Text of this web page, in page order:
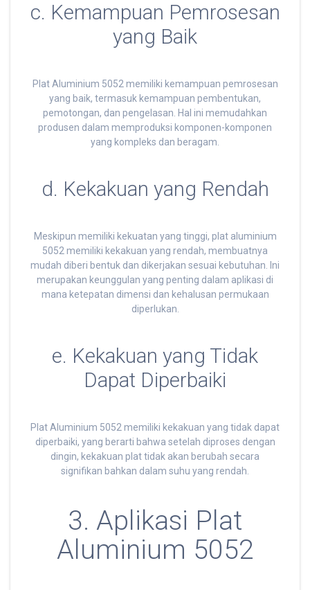
c. Kemampuan Pemrosesan
yang Baik
Plat Aluminium 5052 memiliki kemampuan pemrosesan
yang baik, termasuk kemampuan pembentukan,
pemotongan, dan pengelasan. Hal ini memudahkan
produsen dalam memproduksi komponen-komponen
yang kompleks dan beragam.
d. Kekakuan yang Rendah
Meskipun memiliki kekuatan yang tinggi, plat aluminium
5052 memiliki kekakuan yang rendah, membuatnya
mudah diberi bentuk dan dikerjakan sesuai kebutuhan. Ini
merupakan keunggulan yang penting dalam aplikasi di
mana ketepatan dimensi dan kehalusan permukaan
diperlukan.
e. Kekakuan yang Tidak
Dapat Diperbaiki
Plat Aluminium 5052 memiliki kekakuan yang tidak dapat
diperbaiki, yang berarti bahwa setelah diproses dengan
dingin, kekakuan plat tidak akan berubah secara
signifikan bahkan dalam suhu yang rendah.
3. Aplikasi Plat
Aluminium 5052